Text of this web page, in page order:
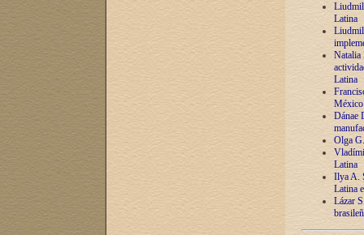
Latina
Natalia
Latina
México
Dánae
Olga
Latina
Ilya A.
Latina
Lázar